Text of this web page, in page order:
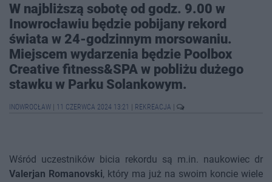
W najbliższą sobotę od godz. 9.00 w
Inowrocławiu będzie pobijany rekord
świata w 24-godzinnym morsowaniu.
Miejscem wydarzenia będzie Poolbox
Creative fitness&SPA w pobliżu dużego
stawku w Parku Solankowym.
INOWROCŁAW 11 CZERWCA 2024 13:21 REKREACJA
Wśród uczestników bicia rekordu są m.in. naukowiec dr
Valerjan Romanovski, który ma już na swoim koncie wiele